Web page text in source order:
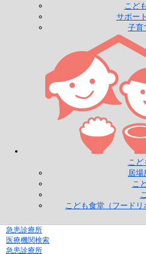
こど
サポー
子育
こど
居場
こ
こども食堂（フードリ
急患診療所
医療機関検索
急患診療所